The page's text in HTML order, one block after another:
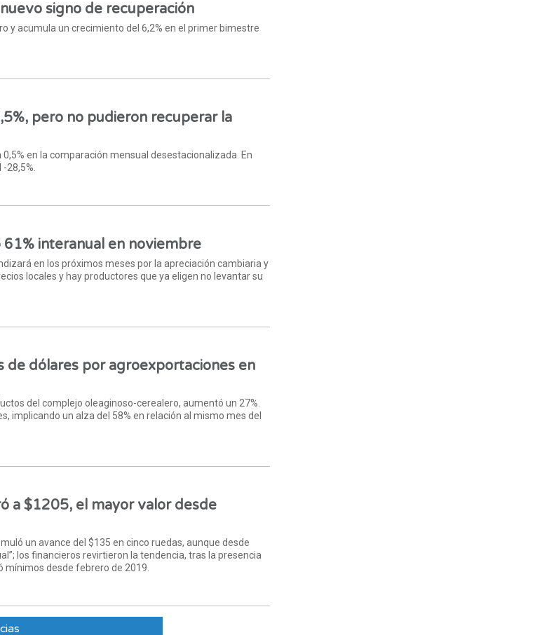
signo de recuperación
y acumula un crecimiento del 6,2% en el primer bimestre
pero no pudieron recuperar la
en la comparación mensual desestacionalizada. En
28,5%.
interanual en noviembre
en los próximos meses por la apreciación cambiaria y
locales y hay productores que ya eligen no levantar su
de dólares por agroexportaciones en
del complejo oleaginoso-cerealero, aumentó un 27%.
implicando un alza del 58% en relación al mismo mes del
a $1205, el mayor valor desde
un avance del $135 en cinco ruedas, aunque desde
los financieros revirtieron la tendencia, tras la presencia
mínimos desde febrero de 2019.